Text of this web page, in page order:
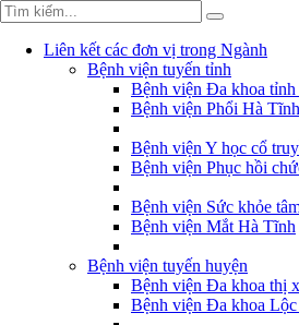
Liên kết các đơn vị trong Ngành
Bệnh viện tuyến tỉnh
Bệnh viện Đa khoa
Bệnh viện Phổi Hà Tĩnh
Bệnh viện Y học cổ
Bệnh viện Phục hồi
Bệnh viện Sức khỏe
Bệnh viện Mắt Hà Tĩnh
Bệnh viện tuyến huyện
Bệnh viện Đa khoa thị
Bệnh viện Đa khoa Lộc